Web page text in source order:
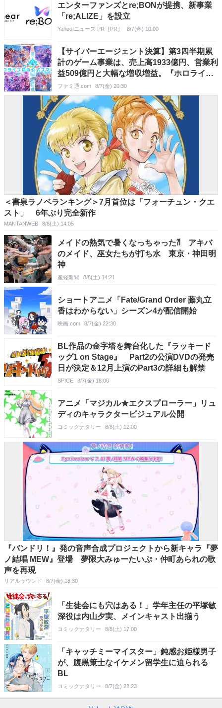
エンターファンズとre;BONが提携、新事業
「re;ALIZE」を設立
Yahoo!ニュース PR［PR］ 8/7(金) 10:00
【サイバーエージェント決算】第3四半期累
計のゲーム事業は、売上高1933億円、営業利
益509億円と大幅な増収増益。『ホロライブ
ドリームス』も好スタート
ファミ通.com 8/7(金) 20:30
＜書泉ラノベランキング＞7月首位は「フォーチュン・クエ
スト」 6年ぶり完全新作
MANTANWEB 8/8(土) 14:05
メイドの熱気で暑くなっちゃった⁈ アキバ
のメイド、巫女たちが打ち水 東京・神田明
神
産経新聞 8/8(土) 14:21
ショートアニメ「Fate/Grand Order 藤丸立
香はわからない」シーズン4が配信開始
映画.com 8/7(金) 22:30
BL作品の金字塔を舞台化した『ラッキード
ッグ1 on Stage』 Part2の公演DVDの発売
日が決定＆12月上演のPart3の詳細も解禁
SPICE 8/7(金) 18:00
アニメ「マジカル★エクスプローラー」リュ
ディのキャラクタービジュアル公開
コミックナタリー 8/8(土) 12:00
『バンドリ！』発の音声合成プロジェクトから新キャラ『夢
ノ結唱 MEW』登場 夢限大みゅーたいぷ・仲町あられの歌
声を再現
リアルサウンド 8/7(金) 18:30
「生徒会にも穴はある！」学年主任の平塚敏
深役は内山夕実、メインキャスト出揃う
コミックナタリー 8/8(土) 17:00
「キャッチミーマイスター」鈍感お姫様男子
が、腹黒策士なイケメン留学生に迫られる
BL
コミックナタリー 8/7(金) 22:23